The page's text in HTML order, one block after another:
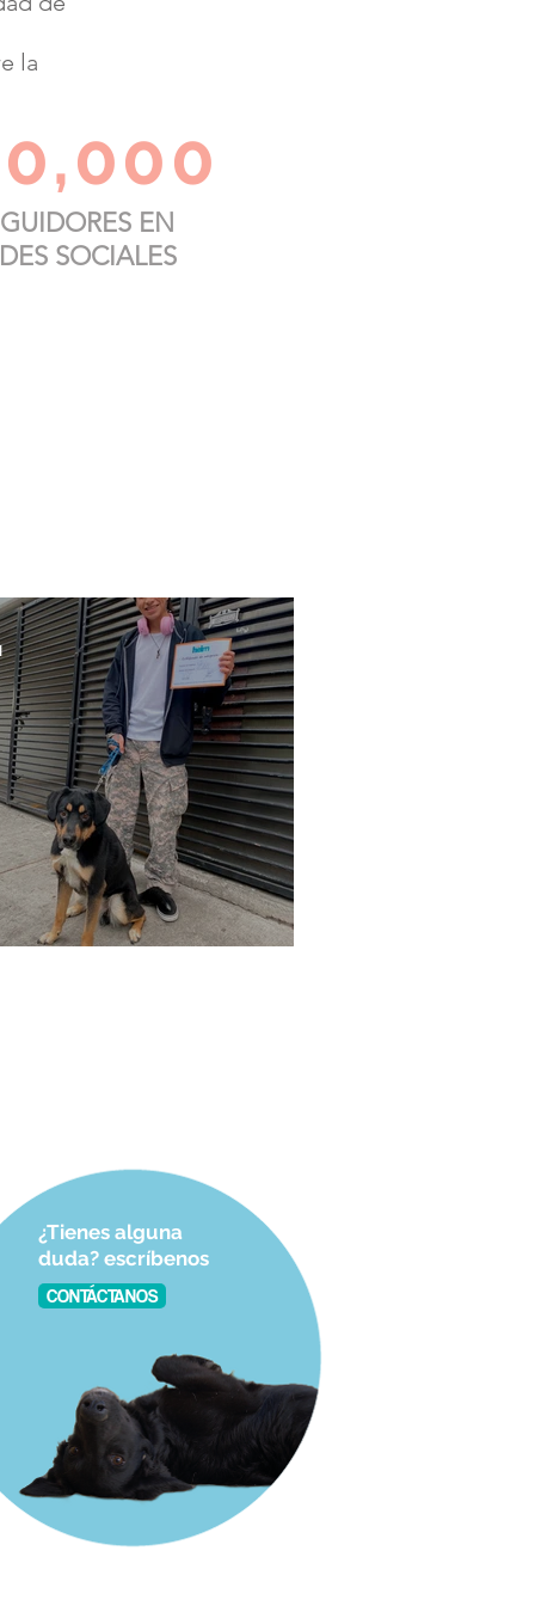
la
EN
SOCIALES
¿Tienes alguna
duda? escríbenos
CONTÁCTANOS